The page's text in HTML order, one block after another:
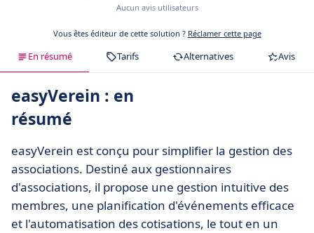
Aucun avis utilisateurs
Vous êtes éditeur de cette solution ? Réclamer cette page
En résumé Tarifs Alternatives Avis
easyVerein : en
résumé
easyVerein est conçu pour simplifier la gestion des
associations. Destiné aux gestionnaires
d'associations, il propose une gestion intuitive des
membres, une planification d'événements efficace
et l'automatisation des cotisations, le tout en un